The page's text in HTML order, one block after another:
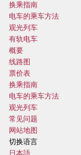
换乘指南
电车的乘车方法
观光列车
有轨电车
概要
线路图
票价表
换乘指南
电车的乘车方法
观光列车
常见问题
网站地图
切换语言
日本語